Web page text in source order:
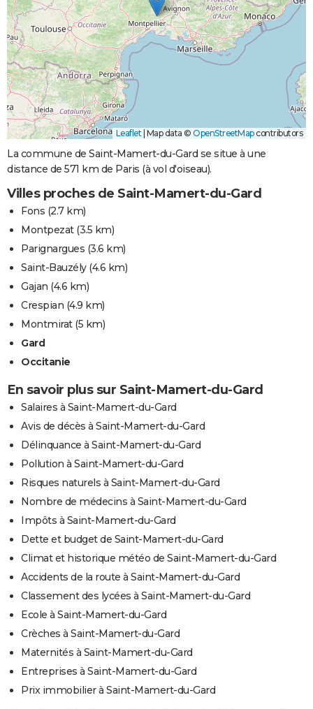
Leaflet Map data © OpenStreetMapcontributors
La commune de Saint-Mamert-du-Gard se situe à une
distance de 571 km de Paris (à vol d'oiseau).
Villes proches de Saint-Mamert-du-Gard
Fons (2.7 km)
Montpezat(3.5 km)
Parignargues (3.6 km)
Saint-Bauzély(4.6 km)
Gajan (4.6 km)
Crespian (4.9 km)
Montmirat(5 km)
Gard
Occitanie
En savoir plus sur Saint-Mamert-du-Gard
Salaires à Saint-Mamert-du-Gard
Avis de décès à Saint-Mamert-du-Gard
Délinquance à Saint-Mamert-du-Gard
Pollution à Saint-Mamert-du-Gard
Risques naturels à Saint-Mamert-du-Gard
Nombre de médecins à Saint-Mamert-du-Gard
Impôts à Saint-Mamert-du-Gard
Dette et budget de Saint-Mamert-du-Gard
Climat et historique météo de Saint-Mamert-du-Gard
Accidents de la route à Saint-Mamert-du-Gard
Classement des lycées à Saint-Mamert-du-Gard
Ecole à Saint-Mamert-du-Gard
Crèches à Saint-Mamert-du-Gard
Maternités à Saint-Mamert-du-Gard
Entreprises à Saint-Mamert-du-Gard
Prix immobilier à Saint-Mamert-du-Gard